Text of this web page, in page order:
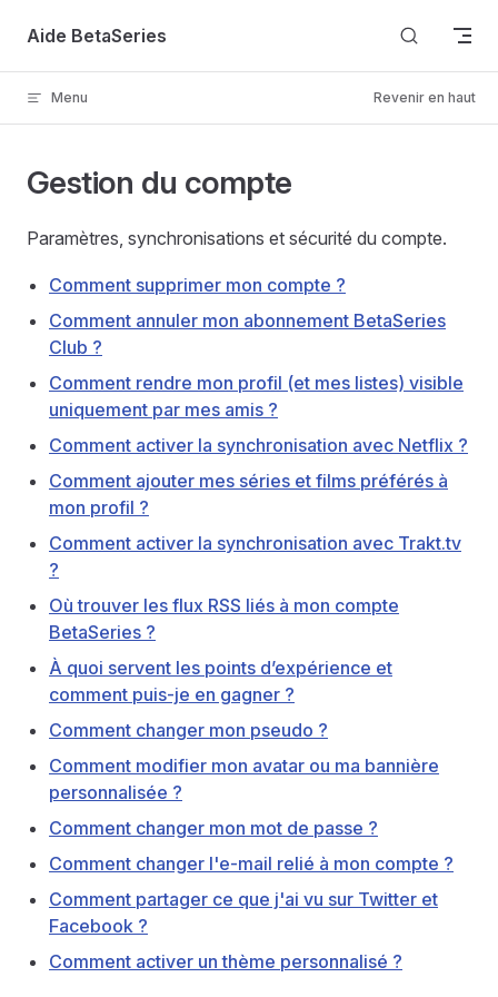
Skip to content
Aide BetaSeries
Menu Revenir en haut
Gestion du compte
Paramètres, synchronisations et sécurité du compte.
Comment supprimer mon compte ?
Comment annuler mon abonnement BetaSeries
Club ?
Comment rendre mon profil (et mes listes) visible
uniquement par mes amis ?
Comment activer la synchronisation avec Netflix ?
Comment ajouter mes séries et films préférés à
mon profil ?
Comment activer la synchronisation avec Trakt.tv
?
Où trouver les flux RSS liés à mon compte
BetaSeries ?
À quoi servent les points d’expérience et
comment puis-je en gagner ?
Comment changer mon pseudo ?
Comment modifier mon avatar ou ma bannière
personnalisée ?
Comment changer mon mot de passe ?
Comment changer l'e-mail relié à mon compte ?
Comment partager ce que j'ai vu sur Twitter et
Facebook ?
Comment activer un thème personnalisé ?